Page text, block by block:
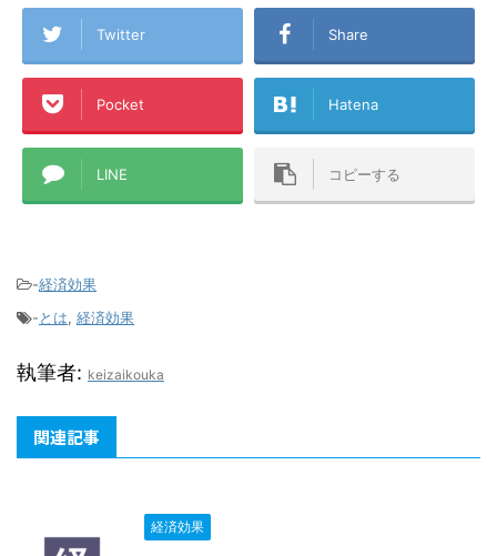
Twitter Share
Pocket Hatena
LINE コピーする
-経済効果
-とは, 経済効果
執筆者: keizaikouka
関連記事
経済効果